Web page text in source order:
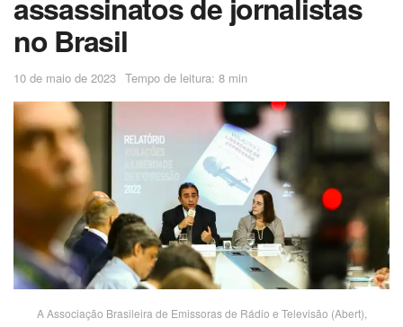
no Brasil
10 de maio de 2023 Tempo de leitura: 8 min
A Associação Brasileira de Emissoras de Rádio e Televisão (Abert),